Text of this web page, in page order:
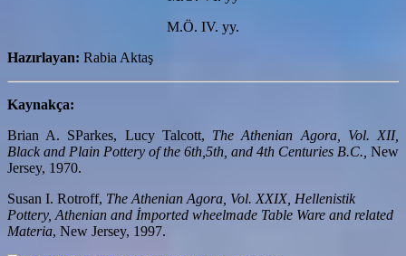
M.Ö. IV. yy.
Hazırlayan: Rabia Aktaş
Kaynakça:
Brian A. SParkes, Lucy Talcott, The Athenian Agora, Vol. XII,
Black and Plain Pottery of the 6th,5th, and 4th Centuries B.C., New
Jersey, 1970.
Susan I. Rotroff, The Athenian Agora, Vol. XXIX, Hellenistik
Pottery, Athenian and İmported wheelmade Table Ware and related
Materia, New Jersey, 1997.